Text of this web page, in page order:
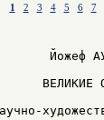
1
2 3 4 5 6 7
Йожеф
ВЕЛИКИЕ